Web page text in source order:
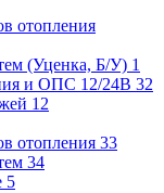
отопления
(Уценка, Б/У) 1
и ОПС 12/24В 32
12
отопления 33
34
5